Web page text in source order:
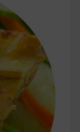
讓你一次搞